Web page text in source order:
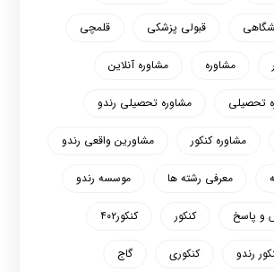
قبولی پزشکی قلمچی
مشاوره مشاوره آنلاین
تحصیلی مشاوره تحصیلی رندو
مشاوره کنکور مشاورین واقعی رندو
معرفی رشته ها موسسه رندو
و پاسخ کنکور کنکور۴۰۲
رندو کنکوری گاج